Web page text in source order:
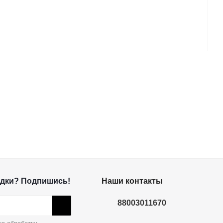
Подпишись! Наши контакты
88003011670